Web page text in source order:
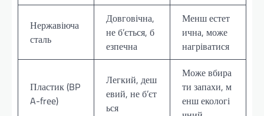
Нержавіюча
сталь
Довговічна,
не б’ється, б
езпечна
Менш естет
ична, може
нагріватися
Пластик (BP
A-free)
Легкий, деш
евий, не б’єт
ься
Може вбира
ти запахи, м
енш екологі